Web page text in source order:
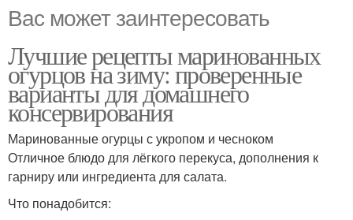
Вас может заинтересовать
Лучшие рецепты маринованных
огурцов на зиму: проверенные
варианты для домашнего
консервирования
Маринованные огурцы с укропом и чесноком
Отличное блюдо для лёгкого перекуса, дополнения к
гарниру или ингредиента для салата.
Что понадобится: